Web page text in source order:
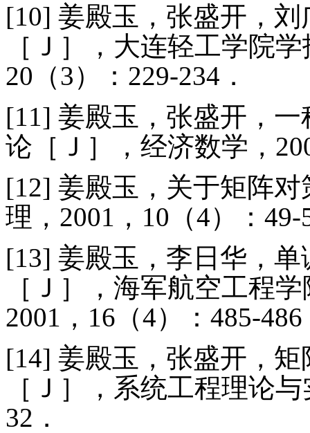
[10] 姜殿玉，张盛开，
［Ｊ］，大连轻工学院
20 （3）： 229-234 ．
[11] 姜殿玉，张盛开，一
论［Ｊ］，经济数学，
[12] 姜殿玉，关于矩阵
理， 2001 ， 10 （4）： 49-
[13] 姜殿玉，李日华，
［Ｊ］，海军航空工程
2001 ， 16 （4）： 485-486
[14] 姜殿玉，张盛开，
［Ｊ］，系统工程理论
32 ．